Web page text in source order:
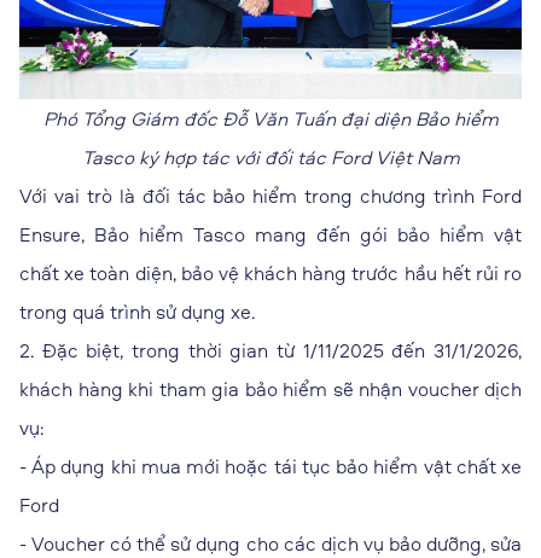
Phó Tổng Giám đốc Đỗ Văn Tuấn đại diện Bảo hiểm
Tasco ký hợp tác với đối tác Ford Việt Nam
Với vai trò là đối tác bảo hiểm trong chương trình Ford
Ensure, Bảo hiểm Tasco mang đến gói bảo hiểm vật
chất xe toàn diện, bảo vệ khách hàng trước hầu hết rủi ro
trong quá trình sử dụng xe.
2. Đặc biệt, trong thời gian từ 1/11/2025 đến 31/1/2026,
khách hàng khi tham gia bảo hiểm sẽ nhận voucher dịch
vụ:
- Áp dụng khi mua mới hoặc tái tục bảo hiểm vật chất xe
Ford
- Voucher có thể sử dụng cho các dịch vụ bảo dưỡng, sửa